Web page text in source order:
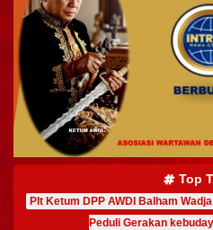
Top
Plt Ketum DPP AWDI Balham
Peduli Gerakan